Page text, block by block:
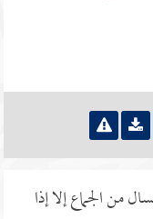
من الجماع إلا إذا